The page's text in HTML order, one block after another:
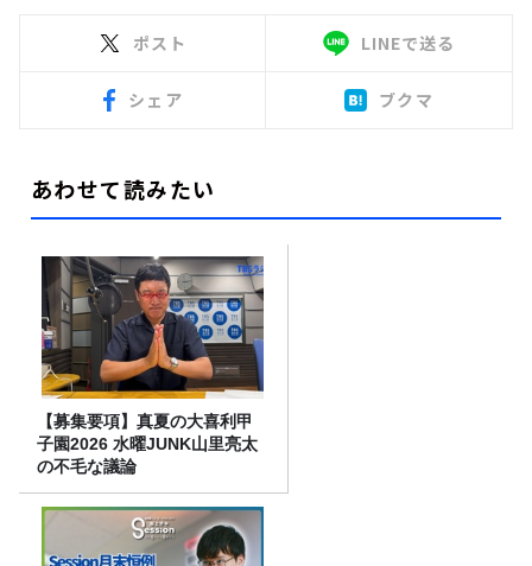
ポスト LINEで送る
シェア ブクマ
あわせて読みたい
【募集要項】真夏の大喜利甲
子園2026 水曜JUNK山里亮太
の不毛な議論